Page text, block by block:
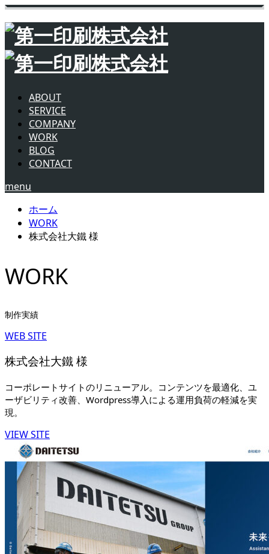
ABOUT
SERVICE
COMPANY
WORK
BLOG
CONTACT
menu
ホーム
WORK
株式会社大鐵 様
WORK
制作実績
WEB SITE
株式会社大鐵 様
コーポレートサイトのリニューアル。コンテンツを最適化、ユ
ーザビリティ改善、Wordpress導入による運用負荷の軽減を実
現。
VIEW SITE